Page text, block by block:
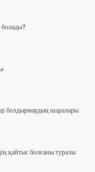
болады?
болдырмаудың шаралары
қайтыс болғаны туралы